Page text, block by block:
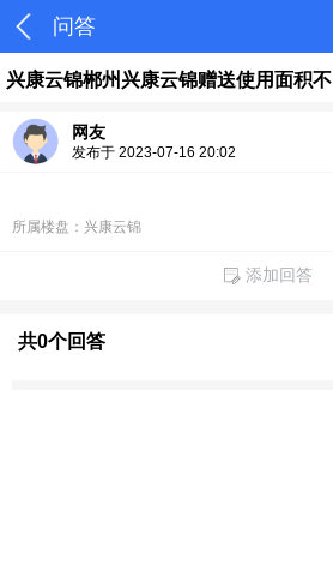
问答
兴康云锦郴州兴康云锦赠送使用面积不
网友
发布于 2023-07-16 20:02
所属楼盘：兴康云锦
添加回答
共0个回答